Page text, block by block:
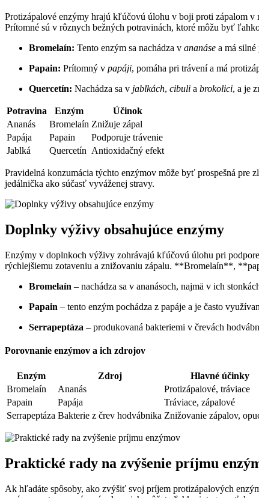
Protizápalové enzýmy hrajú kľúčovú úlohu v boji proti zápalom
Prítomné sú v rôznych bežných potravinách, ktoré môžu byť
Bromelaín: Tento enzým sa nachádza v ananáse a má
Papain: Prítomný v papáji, pomáha pri trávení a má
Quercetín: Nachádza sa v jablkách, cibuli a brokolici, a je
Potravina Enzým
Účinok
Ananás
Bromelaín Znižuje zápal
Papája
Papain
Podporuje trávenie
Jablká
Quercetín Antioxidačný efekt
Pravidelná konzumácia týchto enzýmov môže byť prospešná pre
jedálnička ako súčasť vyváženej stravy.
Doplnky výživy obsahujúce enzýmy
Enzýmy v doplnkoch výživy zohrávajú kľúčovú úlohu pri
rýchlejšiemu zotaveniu a znižovaniu zápalu. **Bromelaín**,
Bromelaín – nachádza sa v ananásoch, najmä v ich
Papain – tento enzým pochádza z papáje a je často
Serrapeptáza – produkovaná bakteriemi v črevách
Porovnanie enzýmov a ich zdrojov
Enzým Zdroj
Hlavné účinky
Bromelaín
Ananás
Protizápalové, tráviace
Papain
Papája
Tráviace, zápalové
Serrapeptáza Bakterie z črev hodvábnika Znižovanie zápalov,
Praktické rady na zvýšenie príjmu
Ak hľadáte spôsoby, ako zvýšiť svoj príjem protizápalových